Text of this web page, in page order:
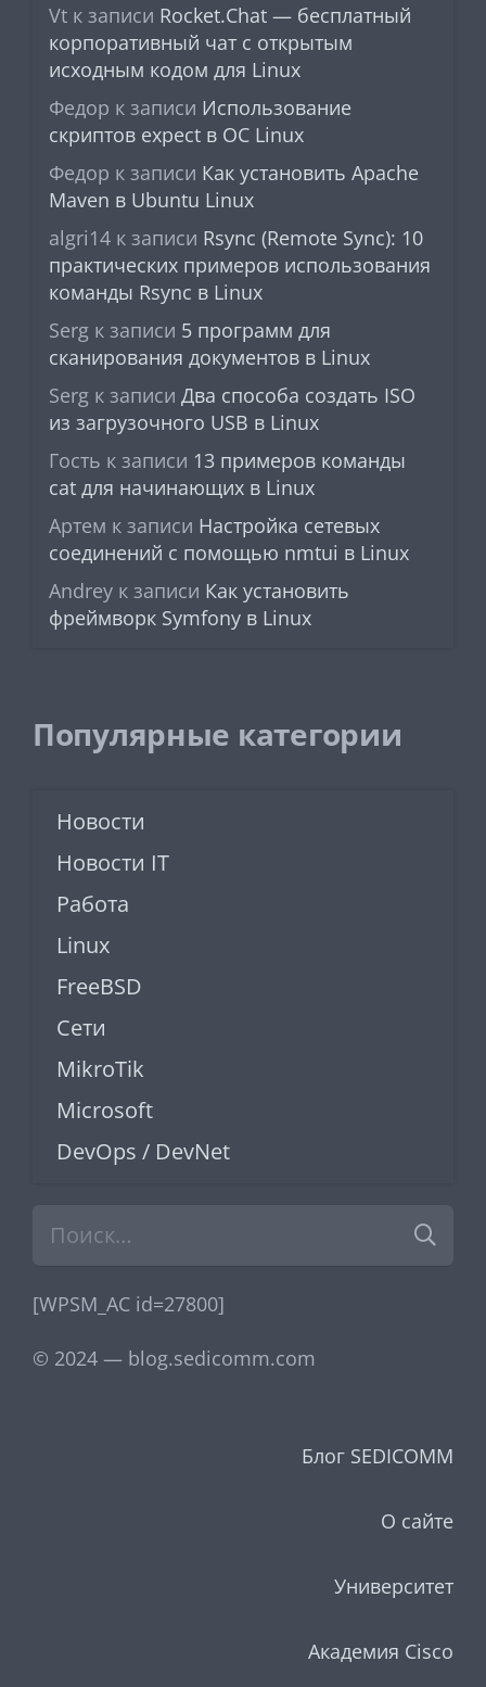
Vt к записи Rocket.Chat — бесплатный
корпоративный чат с открытым
исходным кодом для Linux
Федор к записи Использование
скриптов expect в ОС Linux
Федор к записи Как установить Apache
Maven в Ubuntu Linux
algri14 к записи Rsync (Remote Sync): 10
практических примеров использования
команды Rsync в Linux
Serg к записи 5 программ для
сканирования документов в Linux
Serg к записи Два способа создать ISO
из загрузочного USB в Linux
Гость к записи 13 примеров команды
cat для начинающих в Linux
Артем к записи Настройка сетевых
соединений с помощью nmtui в Linux
Andrey к записи Как установить
фреймворк Symfony в Linux
Популярные категории
Новости
Новости IT
Работа
Linux
FreeBSD
Сети
MikroTik
Microsoft
DevOps / DevNet
[WPSM_AC id=27800]
© 2024 — blog.sedicomm.com
Блог SEDICOMM
О сайте
Университет
Академия Cisco